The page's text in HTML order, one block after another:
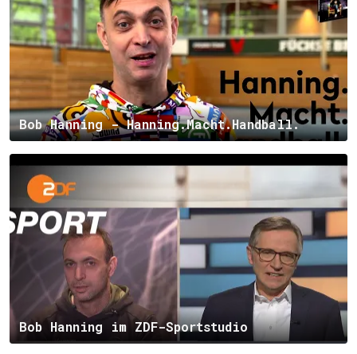
Bob Hanning - Hanning.Macht.Handball.
Bob Hanning im ZDF-Sportstudio